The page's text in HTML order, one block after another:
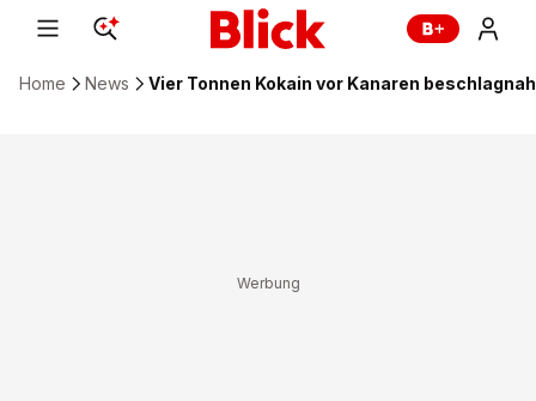
Home News Vier Tonnen Kokain vor Kanaren